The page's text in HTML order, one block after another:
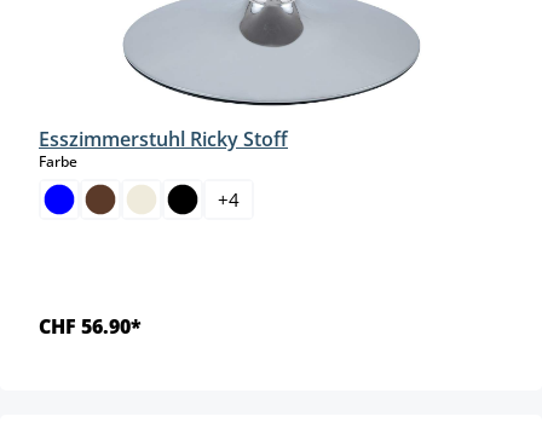
Esszimmerstuhl Ricky Stoff
Farbeauswählen
+4
CHF 56.90*